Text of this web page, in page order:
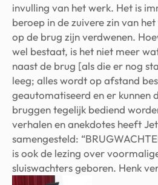
invulling van het werk. Het is
beroep in de zuivere zin van
op de brug zijn verdwenen.
wel bestaat, is het niet meer
naast de brug [als die er nog
leeg; alles wordt op afstand
geautomatiseerd en er kunnen
bruggen tegelijk bediend
verhalen en anekdotes heeft
samengesteld:
is ook de lezing over
sluiswachters geboren. Henk